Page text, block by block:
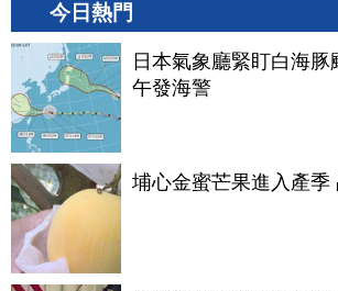
今日熱門
日本氣象廳緊盯白海
午發海警
埔心金蜜芒果進入產季